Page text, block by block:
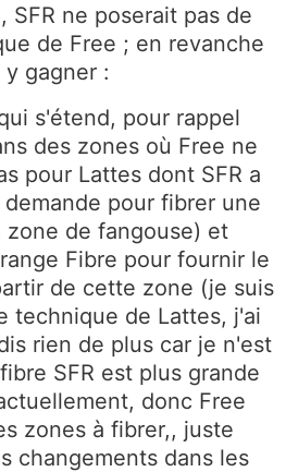
SFR ne poserait pas de
de Free ; en revanche
gagner :
s'étend, pour rappel
des zones où Free ne
pour Lattes dont SFR a
pour fibrer une
de fangouse) et
Fibre pour fournir le
de cette zone (je suis
technique de Lattes, j'ai
rien de plus car je n'est
SFR est plus grande
donc Free
zones à fibrer,, juste
changements dans les